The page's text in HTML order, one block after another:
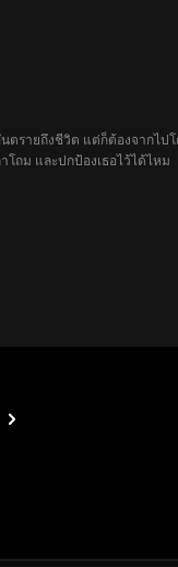
รายถึงชีวิต แต่ก็ต้องจากไป
ถม และปกป้องเธอไว้ได้ไหม